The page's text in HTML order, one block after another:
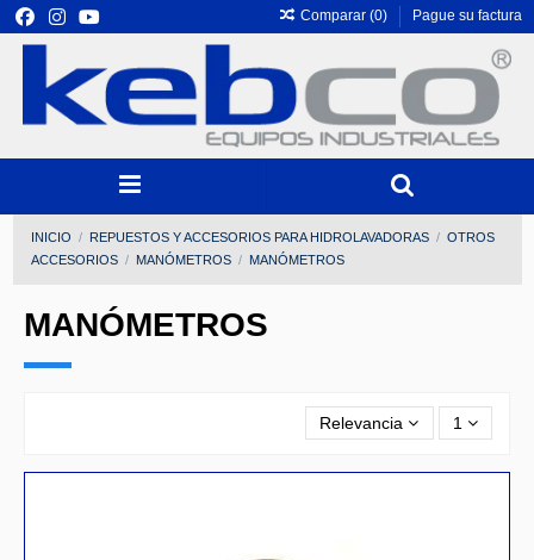
Comparar (0) Pague su factura
INICIO REPUESTOS Y ACCESORIOS PARA HIDROLAVADORAS
OTROS
ACCESORIOS
MANÓMETROS MANÓMETROS
MANÓMETROS
Relevancia 1